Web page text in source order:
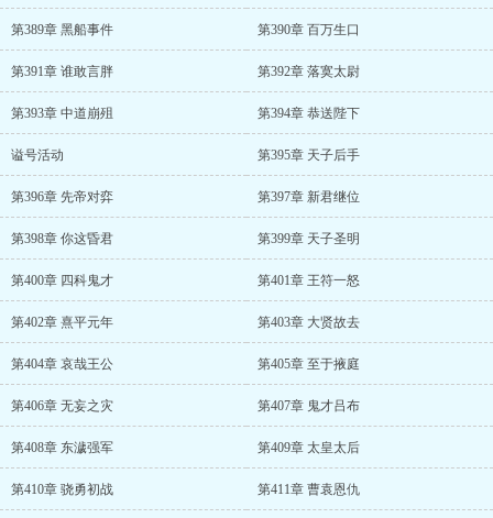
第389章 黑船事件 第390章 百万生口
第391章 谁敢言胖 第392章 落寞太尉
第393章 中道崩殂 第394章 恭送陛下
谥号活动 第395章 天子后手
第396章 先帝对弈 第397章 新君继位
第398章 你这昏君 第399章 天子圣明
第400章 四科鬼才 第401章 王符一怒
第402章 熹平元年 第403章 大贤故去
第404章 哀哉王公 第405章 至于掖庭
第406章 无妄之灾 第407章 鬼才吕布
第408章 东濊强军 第409章 太皇太后
第410章 骁勇初战 第411章 曹袁恩仇